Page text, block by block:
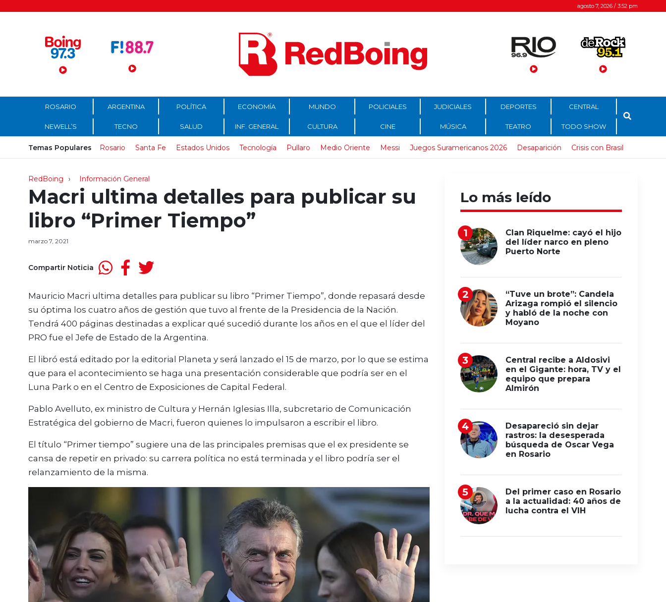
Menú Principal agosto 7, 2026 / 3:52 pm
ROSARIO ARGENTINA POLÍTICA ECONOMÍA MUNDO POLICIALES JUDICIALES DEPORTES CENTRAL
NEWELL’S TECNO SALUD INF. GENERAL CULTURA CINE MÚSICA TEATRO TODO SHOW
Temas Populares Rosario Santa Fe Estados Unidos Tecnología Pullaro Medio Oriente Messi Juegos Suramericanos 2026 Desaparición Crisis con Brasil
RedBoing Información General
Macri ultima detalles para publicar su
libro “Primer Tiempo”
marzo 7, 2021
Compartir Noticia
Mauricio Macri ultima detalles para publicar su libro “Primer Tiempo”, donde repasará desde
su óptima los cuatro años de gestión que tuvo al frente de la Presidencia de la Nación.
Tendrá 400 páginas destinadas a explicar qué sucedió durante los años en el que el líder del
PRO fue el Jefe de Estado de la Argentina.
El libró está editado por la editorial Planeta y será lanzado el 15 de marzo, por lo que se estima
que para el acontecimiento se haga una presentación considerable que podría ser en el
Luna Park o en el Centro de Exposiciones de Capital Federal.
Pablo Avelluto, ex ministro de Cultura y Hernán Iglesias Illa, subcretario de Comunicación
Estratégica del gobierno de Macri, fueron quienes lo impulsaron a escribir el libro.
El título “Primer tiempo” sugiere una de las principales premisas que el ex presidente se
cansa de repetir en privado: su carrera política no está terminada y el libro podría ser el
relanzamiento de la misma.
Lo más leído
Clan Riquelme: cayó el hijo
del líder narco en pleno
Puerto Norte
“Tuve un brote”: Candela
Arizaga rompió el silencio
y habló de la noche con
Moyano
Central recibe a Aldosivi
en el Gigante: hora, TV y el
equipo que prepara
Almirón
Desapareció sin dejar
rastros: la desesperada
búsqueda de Oscar Vega
en Rosario
Del primer caso en Rosario
a la actualidad: 40 años de
lucha contra el VIH